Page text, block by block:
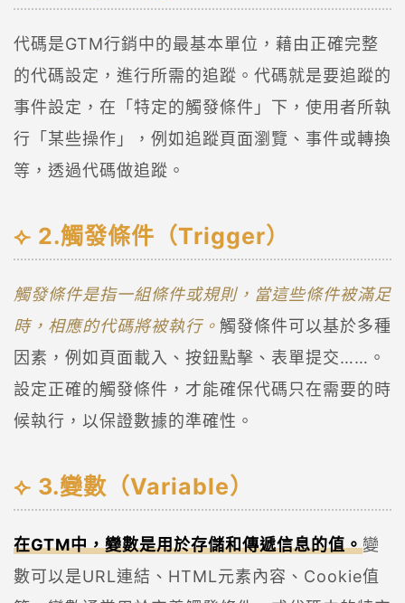
代碼是GTM行銷中的最基本單位，藉由正確完整
的代碼設定，進行所需的追蹤。代碼就是要追蹤的
事件設定，在「特定的觸發條件」下，使用者所執
行「某些操作」，例如追蹤頁面瀏覽、事件或轉換
等，透過代碼做追蹤。
2.觸發條件（Trigger）
觸發條件是指一組條件或規則，當這些條件被滿足
時，相應的代碼將被執行。 觸發條件可以基於多種
因素，例如頁面載入、按鈕點擊、表單提交……。
設定正確的觸發條件，才能確保代碼只在需要的時
候執行，以保證數據的準確性。
3.變數（Variable）
在GTM中，變數是用於存儲和傳遞信息的值。變
數可以是URL連結、HTML元素內容、Cookie值